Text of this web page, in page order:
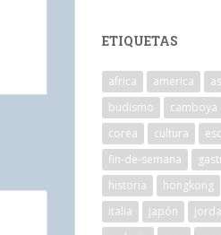
ETIQUETAS
africa america
budismo
camboya
corea
cultura
fin-de-semana
historia
hongkong
italia
japón